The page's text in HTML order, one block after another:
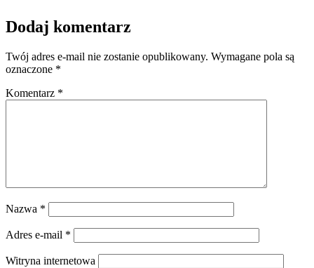
Dodaj komentarz
Twój adres e-mail nie zostanie opublikowany. Wymagane pola są
oznaczone *
Komentarz *
Nazwa *
Adres e-mail *
Witryna internetowa